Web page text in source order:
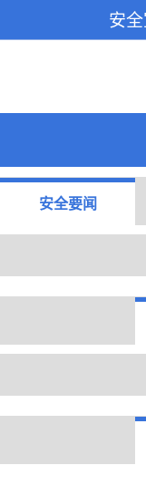
安
安全要闻